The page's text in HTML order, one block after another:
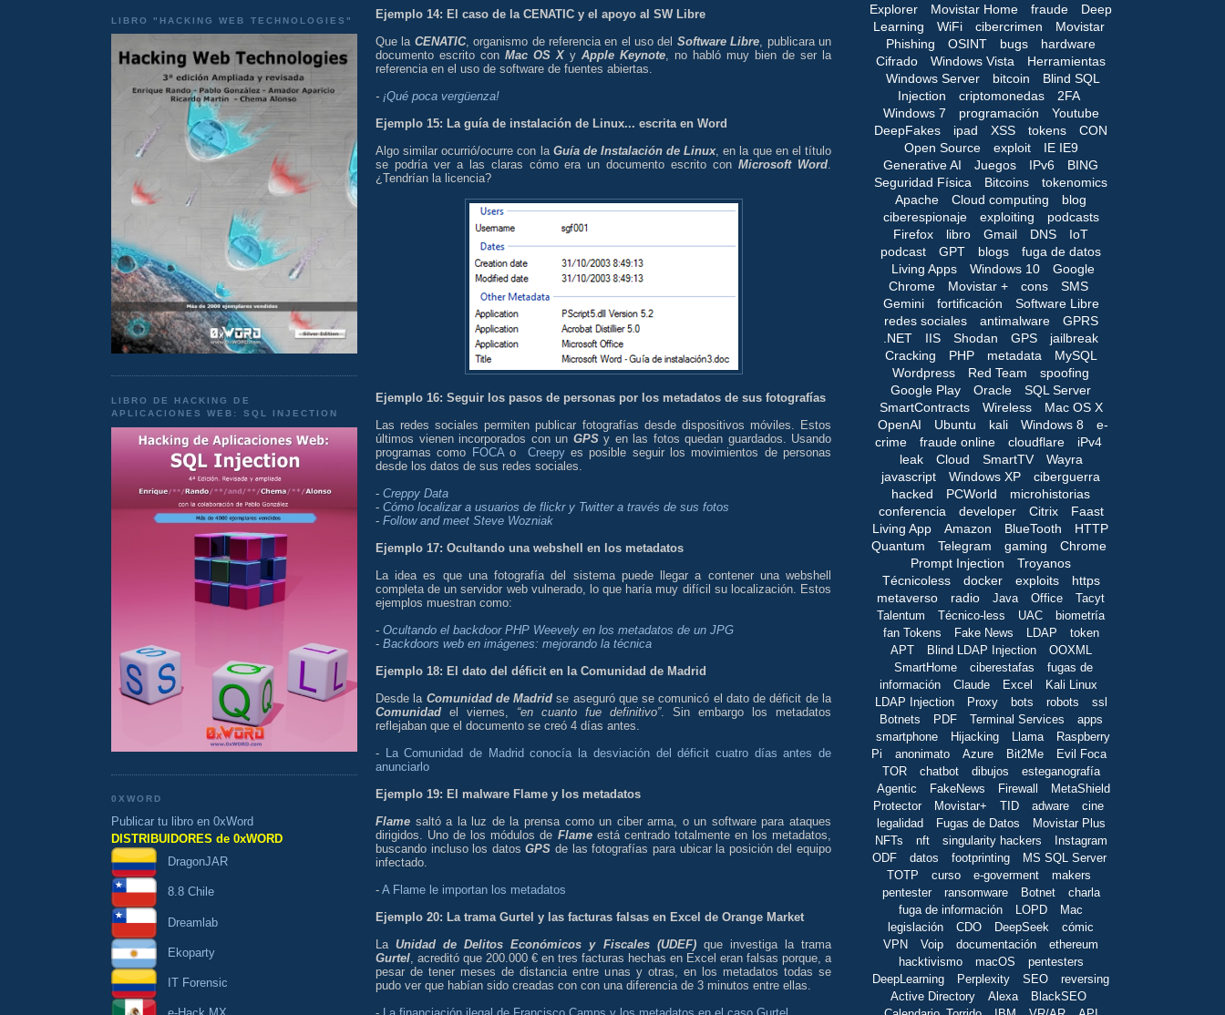
LIBRO "HACKING WEB TECHNOLOGIES"
LIBRO DE HACKING DE
APLICACIONES WEB: SQL INJECTION
0XWORD
Publicar tu libro en 0xWord
DISTRIBUIDORES de 0xWORD
DragonJAR
8.8 Chile
Dreamlab
Ekoparty
IT Forensic
Ejemplo 14: El caso de la CENATIC y el apoyo al SW Libre
Que la CENATIC, organismo de referencia en el uso del Software Libre , publicara un
documento escrito con Mac OS X y Apple Keynote , no habló muy bien de ser la
referencia en el uso de software de fuentes abiertas.
- ¡Qué poca vergüenza!
Ejemplo 15: La guía de instalación de Linux... escrita en Word
Algo similar ocurrió/ocurre con la Guía de Instalación de Linux, en la que en el título
se podría ver a las claras cómo era un documento escrito conMicrosoft Word
¿Tendrían la licencia?
Ejemplo 16: Seguir los pasos de personas por los metadatos de sus fotografías
Las redes sociales permiten publicar fotografías desde dispositivos móviles. Estos
últimos vienen incorporados con un GPSy en las fotos quedan guardados. Usando
programas como FOCAo Creepyes posible seguir los movimientos de personas
desde los datos de sus redes sociales.
- Creppy Data
- Cómo localizar a usuarios de flickr y Twitter a través de sus fotos
- Follow and meet Steve Wozniak
Ejemplo 17: Ocultando una webshell en los metadatos
La idea es que una fotografía del sistema puede llegar a contener una webshell
completa de un servidor web vulnerado, lo que haría muy difícil su localización. Estos
ejemplos muestran como:
- Ocultando el backdoor PHP Weevely en los metadatos de un JPG
- Backdoors web en imágenes: mejorando la técnica
Ejemplo 18: El dato del déficit en la Comunidad de Madrid
Desde la Comunidad de Madrid se aseguró que se comunicó el dato de déficit de la
Comunidad el viernes, “en cuanto fue definitivo”. Sin embargo los metadatos
reflejaban que el documento se creó 4 días antes.
-
La Comunidad de Madrid conocía la desviación del déficit cuatro días antes de
anunciarlo
Ejemplo 19: El malware Flame y los metadatos
Flame saltó a la luz de la prensa como un ciber arma, o un software para ataques
dirigidos. Uno de los módulos de Flameestá centrado totalmente en los metadatos,
buscando incluso los datosGPS de las fotografías para ubicar la posición del equipo
infectado.
- A Flame le importan los metadatos
Ejemplo 20: La trama Gurtel y las facturas falsas en Excel de Orange Market
LaUnidad de Delitos Económicos y Fiscales (UDEF)que investiga la trama
Gurtel , acreditó que 200.000 € en tres facturas hechas en Excel eran falsas porque, a
pesar de tener meses de distancia entre unas y otras, en los metadatos todas se
pudo ver que habían sido creadas con con una diferencia de 3 minutos entre ellas.
Explorer
Movistar Home fraude
Deep
Learning
WiFi cibercrimen
Movistar
Phishing
OSINT bugs
hardware
Cifrado
Windows Vista
Herramientas
Windows Server
bitcoin
Blind SQL
Injection
criptomonedas
2FA
Windows 7
programación
Youtube
DeepFakes
ipad XSS tokens
CON
Open Source
exploit
IE IE9
Generative AI
Juegos IPv6
BING
Seguridad Física
Bitcoins
tokenomics
Apache
Cloud computing
blog
ciberespionaje
exploiting
podcasts
Firefox
libro Gmail DNS
IoT
podcast
GPT blogs
fuga de datos
Living Apps
Windows 10
Google
Chrome
Movistar + cons
SMS
Gemini
fortificación
Software Libre
redes sociales
antimalware
GPRS
.NET
IIS Shodan GPS
jailbreak
Cracking
PHP metadata
MySQL
Wordpress
Red Team
spoofing
Google Play
Oracle
SQL Server
SmartContracts
Wireless
Mac OS X
OpenAI
Ubuntu kali Windows 8
e-
crime
fraude online cloudflare
iPv4
leak
Cloud SmartTV
Wayra
javascript
Windows XP
ciberguerra
hacked
PCWorld
microhistorias
conferencia
developer Citrix
Faast
Living App
Amazon BlueTooth
HTTP
Quantum
Telegram gaming
Chrome
Prompt Injection
Troyanos
Técnicoless
docker exploits
https
metaverso
radio Java Office
Tacyt
Talentum
Técnico-less UAC
biometría
fan Tokens
Fake News LDAP
token
APT
Blind LDAP Injection
OOXML
SmartHome
ciberestafas
fugas de
información
Claude Excel
Kali Linux
LDAP Injection
Proxy bots robots
ssl
Botnets
PDF Terminal Services
apps
smartphone
Hijacking Llama
Raspberry
Pi
anonimato Azure Bit2Me
Evil Foca
TOR
chatbot dibujos
esteganografía
Agentic
FakeNews Firewall
MetaShield
Protector
Movistar+ TID adware
cine
legalidad
Fugas de Datos
Movistar Plus
NFTs
nft singularity hackers
Instagram
ODF
datos footprinting
MS SQL Server
TOTP
curso e-goverment
makers
pentester
ransomware Botnet
charla
fuga de información
LOPD
Mac
legislación
CDO DeepSeek
cómic
VPN
Voip documentación
ethereum
hacktivismo
macOS
pentesters
DeepLearning
Perplexity SEO
reversing
Active Directory
Alexa
BlackSEO